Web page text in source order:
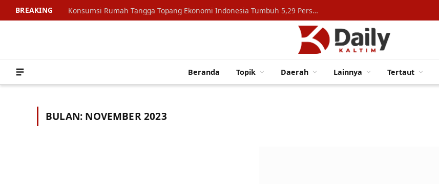
BREAKING Konsumsi Rumah Tangga Topang Ekonomi Indonesia Tumbuh 5,29 Persen
Beranda Topik Daerah Lainnya Tertaut
BULAN: NOVEMBER 2023